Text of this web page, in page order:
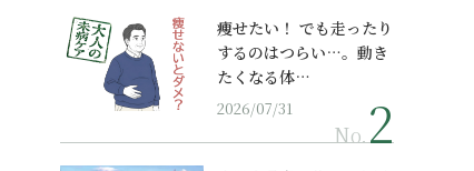
痩せたい！ でも走ったり
するのはつらい…。動き
たくなる体…
2026/07/31
No.